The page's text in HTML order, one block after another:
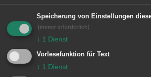
Für die kommende
anderem eine Vorstellung
geplant.
Herausgeber ist die
Speicherung von Einstellungen
(immer erforderlich)
↓ 1 Dienst
Vorlesefunktion für Text
↓ 1 Dienst